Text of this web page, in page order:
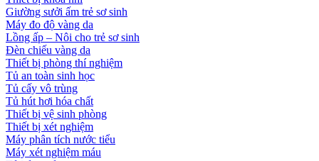
Giường sưởi ấm trẻ sơ sinh
Máy đo độ vàng da
Lồng ấp – Nôi cho trẻ sơ sinh
Đèn chiếu vàng da
Thiết bị phòng thí nghiệm
Tủ an toàn sinh học
Tủ cấy vô trùng
Tủ hút hơi hóa chất
Thiết bị vệ sinh phòng
Thiết bị xét nghiệm
Máy phân tích nước tiểu
Máy xét nghiệm máu